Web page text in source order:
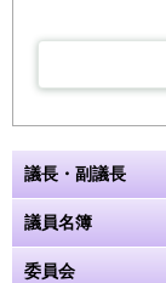
議長・副議長
議員名簿
委員会